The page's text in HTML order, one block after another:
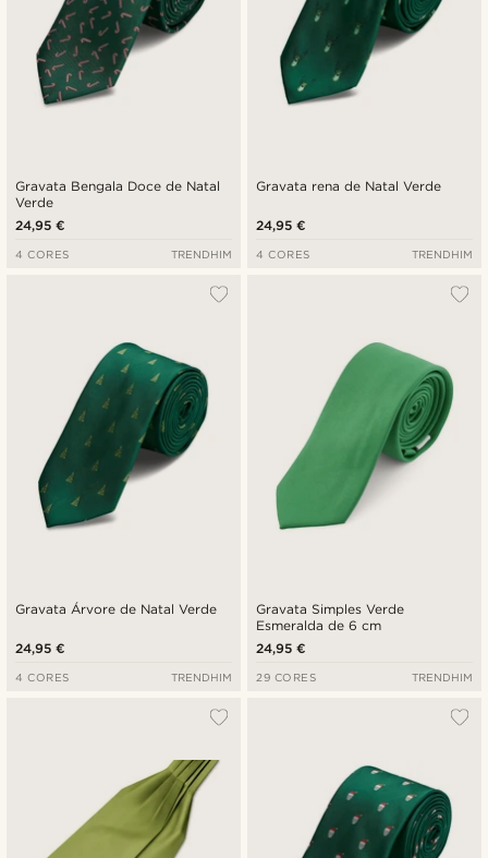
Gravata Bengala Doce de Natal
Verde
24,95 €
4 CORES TRENDHIM
Gravata rena de Natal Verde
24,95 €
4 CORES TRENDHIM
Gravata Árvore de Natal Verde
24,95 €
4 CORES TRENDHIM
Gravata Simples Verde
Esmeralda de 6 cm
24,95 €
29 CORES TRENDHIM